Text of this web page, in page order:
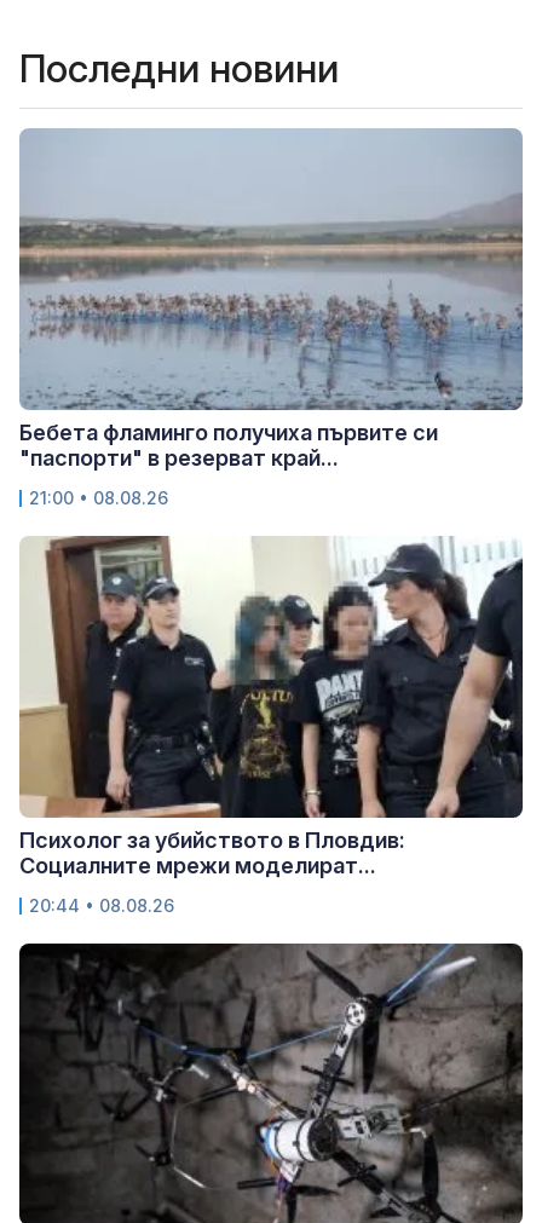
Последни новини
Бебета фламинго получиха първите си
"паспорти" в резерват край...
21:00 • 08.08.26
Психолог за убийството в Пловдив:
Социалните мрежи моделират...
20:44 • 08.08.26